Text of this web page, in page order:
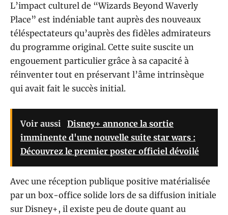
L’impact culturel de “Wizards Beyond Waverly
Place” est indéniable tant auprès des nouveaux
téléspectateurs qu’auprès des fidèles admirateurs
du programme original. Cette suite suscite un
engouement particulier grâce à sa capacité à
réinventer tout en préservant l’âme intrinsèque
qui avait fait le succès initial.
Voir aussi Disney+ annonce la sortie
imminente d'une nouvelle suite star wars :
Découvrez le premier poster officiel dévoilé
Avec une réception publique positive matérialisée
par un box-office solide lors de sa diffusion initiale
sur Disney+, il existe peu de doute quant au